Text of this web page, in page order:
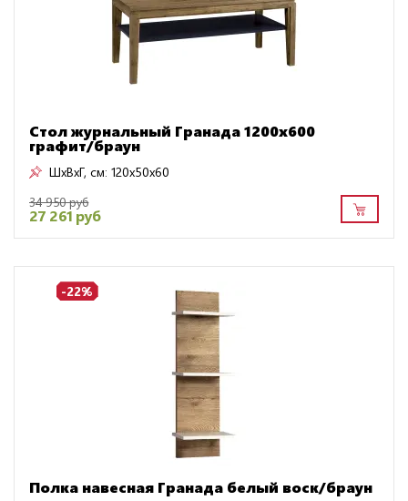
Стол журнальный Гранада 1200х600
графит/браун
ШxВxГ, см: 120x50x60
34 950 руб
27 261 руб
-22%
Полка навесная Гранада белый воск/браун